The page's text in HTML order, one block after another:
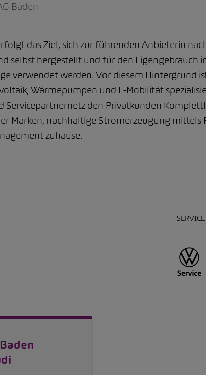
Baden
das Ziel, sich zur führenden Anbieterin
selbst hergestellt und für den Eigengebrauch
verwendet werden. Vor diesem Hintergrund
Wärmepumpen und E-Mobilität
Servicepartnernetz den Privatkunden
Marken, nachhaltige Stromerzeugung
zuhause.
SERVICE